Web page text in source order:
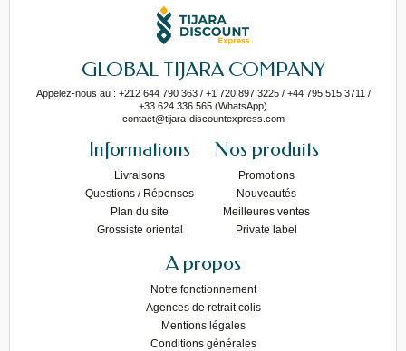
GLOBAL TIJARA COMPANY
Appelez-nous au : +212 644 790 363 / +1 720 897 3225 / +44 795 515 3711 /
+33 624 336 565 (WhatsApp)
contact@tijara-discountexpress.com
Informations
Livraisons
Questions / Réponses
Plan du site
Grossiste oriental
Nos produits
Promotions
Nouveautés
Meilleures ventes
Private label
A propos
Notre fonctionnement
Agences de retrait colis
Mentions légales
Conditions générales